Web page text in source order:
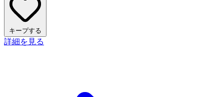
キープする
詳細を見る